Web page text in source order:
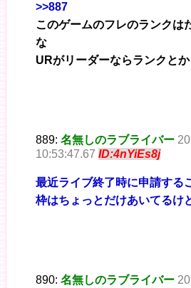
>>887
このゲームのフレのランクは
な
URがリーダーならランクと
889: 名無しのラブライバー
10:53:47.67 ID:4nYiEs8j
最近ライブ終了時に申請する
枠はちょっとだけあいてるけ
890: 名無しのラブライバー